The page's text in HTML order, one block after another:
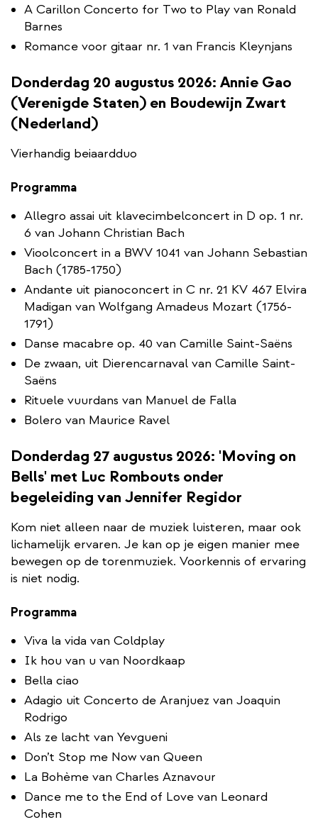
A Carillon Concerto for Two to Play van Ronald
Barnes
Romance voor gitaar nr. 1 van Francis Kleynjans
Donderdag 20 augustus 2026: Annie Gao
(Verenigde Staten) en Boudewijn Zwart
(Nederland)
Vierhandig beiaardduo
Programma
Allegro assai uit klavecimbelconcert in D op. 1 nr.
6 van Johann Christian Bach
Vioolconcert in a BWV 1041 van Johann Sebastian
Bach (1785-1750)
Andante uit pianoconcert in C nr. 21 KV 467 Elvira
Madigan van Wolfgang Amadeus Mozart (1756-
1791)
Danse macabre op. 40 van Camille Saint-Saëns
De zwaan, uit Dierencarnaval van Camille Saint-
Saëns
Rituele vuurdans van Manuel de Falla
Bolero van Maurice Ravel
Donderdag 27 augustus 2026: 'Moving on
Bells' met Luc Rombouts onder
begeleiding van Jennifer Regidor
Kom niet alleen naar de muziek luisteren, maar ook
lichamelijk ervaren. Je kan op je eigen manier mee
bewegen op de torenmuziek. Voorkennis of ervaring
is niet nodig.
Programma
Viva la vida van Coldplay
Ik hou van u van Noordkaap
Bella ciao
Adagio uit Concerto de Aranjuez van Joaquin
Rodrigo
Als ze lacht van Yevgueni
Don’t Stop me Now van Queen
La Bohème van Charles Aznavour
Dance me to the End of Love van Leonard
Cohen